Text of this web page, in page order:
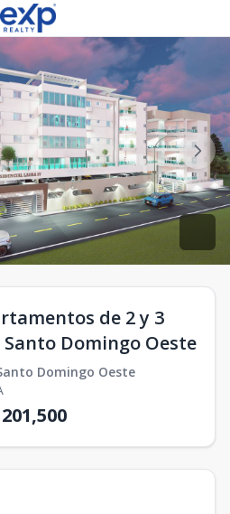
de 2 y 3
Domingo Oeste
Domingo Oeste
2 y 3 habitaciones en Santo